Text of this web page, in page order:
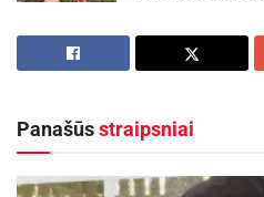
2026-08-07
2026-08-07
Panašūsstraipsniai